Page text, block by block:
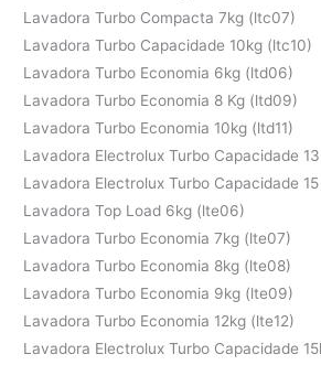
Lavadora Turbo Compacta 7kg (ltc07)
Lavadora Turbo Capacidade 10kg (ltc10)
Lavadora Turbo Economia 6kg (ltd06)
Lavadora Turbo Economia 8 Kg (ltd09)
Lavadora Turbo Economia 10kg (ltd11)
Lavadora Electrolux Turbo Capacidade
Lavadora Electrolux Turbo Capacidade 15
Lavadora Top Load 6kg (lte06)
Lavadora Turbo Economia 7kg (lte07)
Lavadora Turbo Economia 8kg (lte08)
Lavadora Turbo Economia 9kg (lte09)
Lavadora Turbo Economia 12kg (lte12)
Lavadora Electrolux Turbo Capacidade